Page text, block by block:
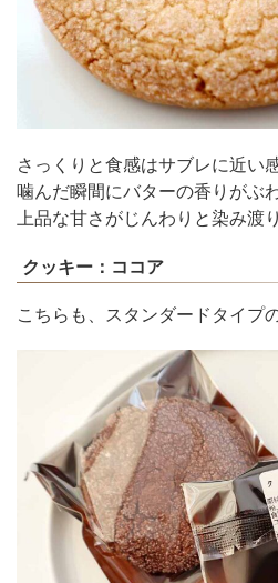
さっくりと食感はサブレに近い
噛んだ瞬間にバターの香りがぶ
上品な甘さがじんわりと染み渡
クッキー：ココア
こちらも、スタンダードタイプ